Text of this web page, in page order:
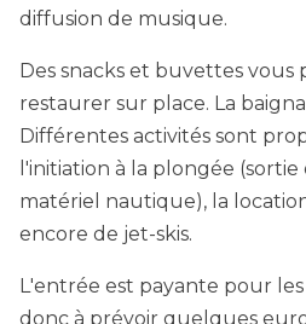
diffusion de musique.
Des snacks et buvettes
restaurer sur place. La
Différentes activités sont
l'initiation à la plongée
matériel nautique), la
encore de jet-skis.
L'entrée est payante pour
donc à prévoir quelques